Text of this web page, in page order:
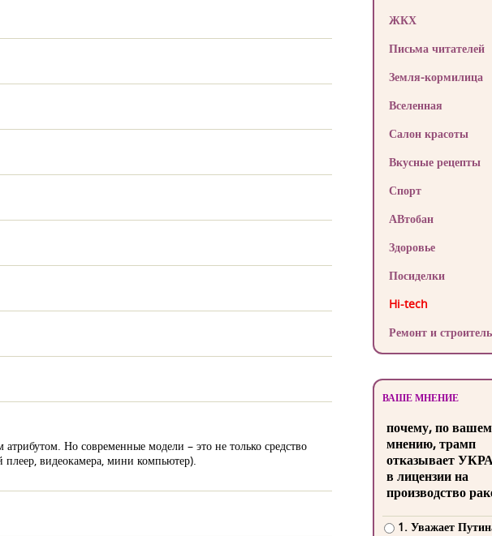
Но современные модели – это не только средство
видеокамера, мини компьютер).
ЖКХ
Письма читателей
Земля-кормилица
Вселенная
Салон красоты
Вкусные рецепты
Спорт
АВтобан
Здоровье
Посиделки
Hi-tech
Ремонт и
ВАШЕ МНЕНИЕ
почему, по
мнению, трамп
отказывает
в лицензии на
производство
1. Уважает